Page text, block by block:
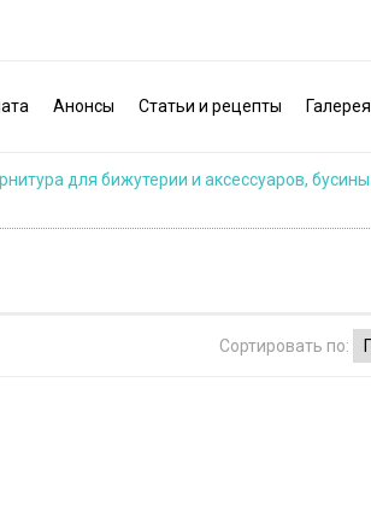
Анонсы Статьи и рецепты Галерея
для бижутерии и аксессуаров, бусины
Сортировать по: